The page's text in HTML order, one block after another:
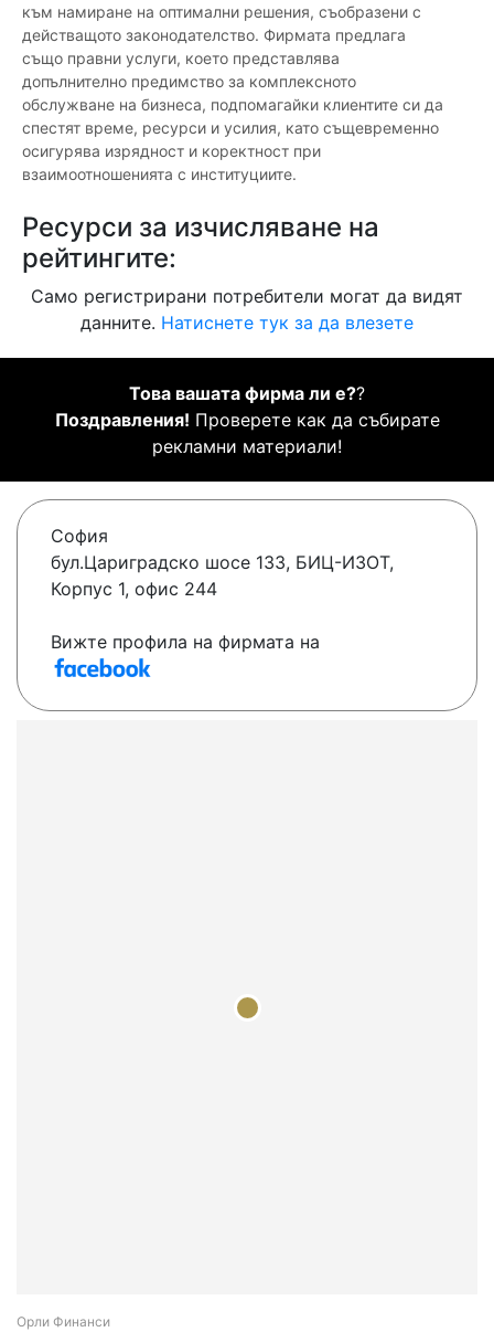
към намиране на оптимални решения, съобразени с
действащото законодателство. Фирмата предлага
също правни услуги, което представлява
допълнително предимство за комплексното
обслужване на бизнеса, подпомагайки клиентите си да
спестят време, ресурси и усилия, като същевременно
осигурява изрядност и коректност при
взаимоотношенията с институциите.
Ресурси за изчисляване на
рейтингите:
Само регистрирани потребители могат да видят
данните. Натиснете тук за да влезете
Това вашата фирма ли е??
Поздравления! Проверете как да събирате
рекламни материали!
София
бул.Цариградско шосе 133, БИЦ-ИЗОТ,
Корпус 1, офис 244
Вижте профила на фирмата на
Орли Финанси